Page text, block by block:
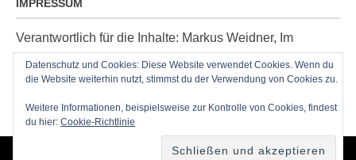
IMPRESSUM
Verantwortlich für die Inhalte: Markus Weidner, Im
Ziegelacker 20, D-63599 Biebergemünd, E-Mail:
post@radioblog.eu
Technik und Administration: Thomas Michel
Datenschutz und Cookies: Diese Website verwendet Cookies. Wenn du
die Website weiterhin nutzt, stimmst du der Verwendung von Cookies zu.
Weitere Informationen, beispielsweise zur Kontrolle von Cookies, findest
du hier: Cookie-Richtlinie